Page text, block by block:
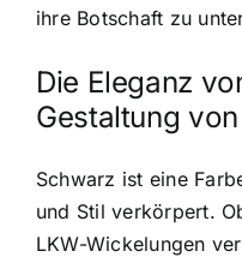
ihre Botschaft zu
Die Eleganz
Gestaltung
Schwarz ist eine
und Stil verkörpert.
LKW-Wickelungen